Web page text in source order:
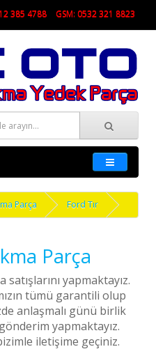
385 4788 GSM: 0532 321 8823
Parça Ford Tır
Parça
satışlarını yapmaktayız.
tümü garantili olup
anlaşmalı günü birlik
yapmaktayız.
iletişime geçiniz.